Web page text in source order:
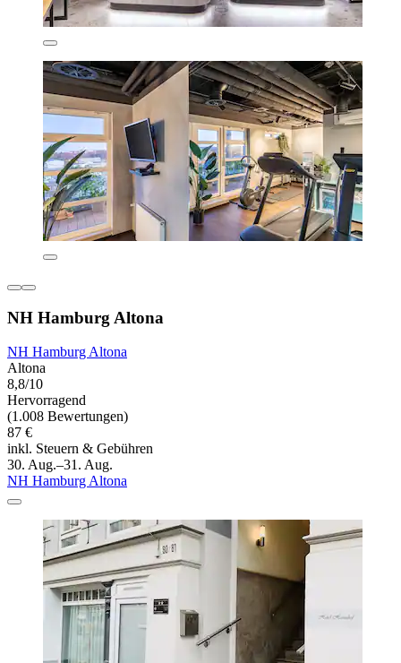
NH Hamburg Altona
NH Hamburg Altona
Altona
8,8/10
Hervorragend
(1.008 Bewertungen)
87 €
inkl. Steuern & Gebühren
30. Aug.–31. Aug.
NH Hamburg Altona